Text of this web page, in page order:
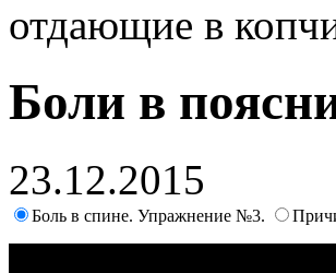
отдающие в
Боли в
23.12.2015
Боль в спине. Упражнение №3.